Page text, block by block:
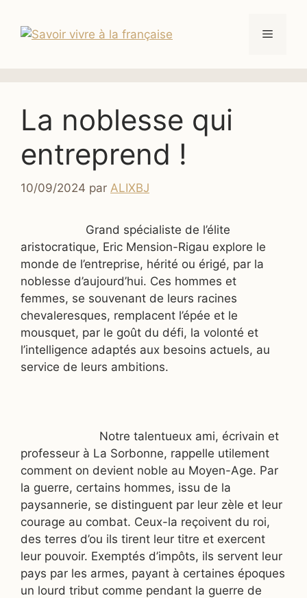
contenu
Menu
La noblesse qui
entreprend !
10/09/2024 par ALIXBJ
Grand spécialiste de l’élite
aristocratique, Eric Mension-Rigau explore le
monde de l’entreprise, hérité ou érigé, par la
noblesse d’aujourd’hui. Ces hommes et
femmes, se souvenant de leurs racines
chevaleresques, remplacent l’épée et le
mousquet, par le goût du défi, la volonté et
l’intelligence adaptés aux besoins actuels, au
service de leurs ambitions.
Notre talentueux ami, écrivain et
professeur à La Sorbonne, rappelle utilement
comment on devient noble au Moyen-Age. Par
la guerre, certains hommes, issu de la
paysannerie, se distinguent par leur zèle et leur
courage au combat. Ceux-la reçoivent du roi,
des terres d’ou ils tirent leur titre et exercent
leur pouvoir. Exemptés d’impôts, ils servent leur
pays par les armes, payant à certaines époques
un lourd tribut comme pendant la guerre de